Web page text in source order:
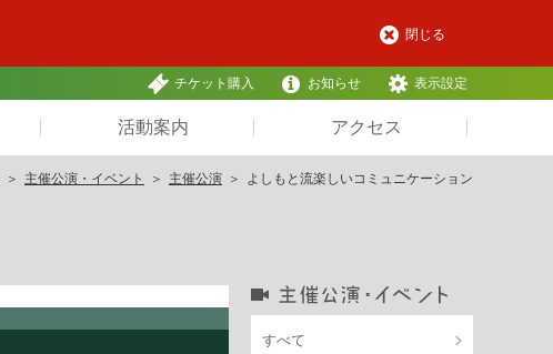
閉じる
チケット購入 お知らせ 表示設定
活動案内 アクセス
主催公演・イベント 主催公演 よしもと流楽しいコミュニケーション
すべて